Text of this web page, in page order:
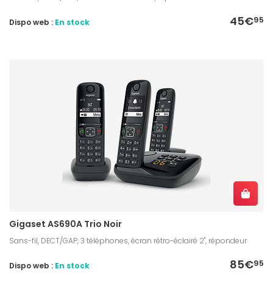
45€95
Dispo web : En stock
Gigaset AS690A Trio Noir
Sans-fil, DECT/GAP, 3 téléphones, écran rétro-éclairé 2", répondeur
85€95
Dispo web : En stock